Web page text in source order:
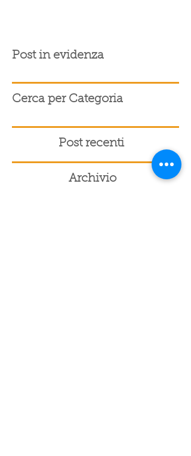
Post in evidenza
Cerca per Categoria
Post recenti
Archivio